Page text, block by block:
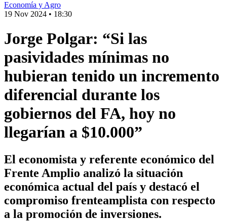
Economía y Agro
19 Nov 2024 • 18:30
Jorge Polgar: “Si las
pasividades mínimas no
hubieran tenido un incremento
diferencial durante los
gobiernos del FA, hoy no
llegarían a $10.000”
El economista y referente económico del
Frente Amplio analizó la situación
económica actual del país y destacó el
compromiso frenteamplista con respecto
a la promoción de inversiones.